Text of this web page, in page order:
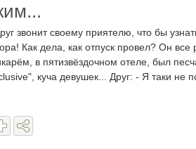
звонит своему приятелю, что бы
Как дела, как отпуск провел? Он все
в пятизвёздочном отеле, был
куча девушек... Друг: - Я таки не